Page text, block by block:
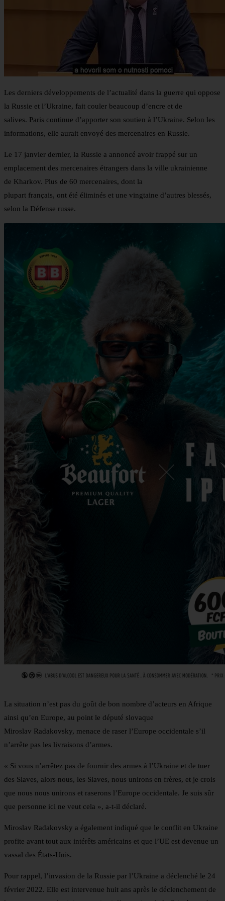
Les derniers développements de l’actualité dans la guerre qui oppose
la Russie et l’Ukraine, fait couler beaucoup d’encre et de
salives. Paris continue d’apporter son soutien à l’Ukraine. Selon les
informations, elle aurait envoyé des mercenaires en Russie.
Le 17 janvier dernier, la Russie a annoncé avoir frappé sur un
emplacement des mercenaires étrangers dans la ville ukrainienne
de Kharkov. Plus de 60 mercenaires, dont la
plupart français, ont été éliminés et une vingtaine d’autres blessés,
selon la Défense russe.
La situation n’est pas du goût de bon nombre d’acteurs en Afrique
ainsi qu’en Europe, au point le député slovaque
Miroslav Radakovsky, menace de raser l’Europe occidentale s’il
n’arrête pas les livraisons d’armes.
« Si vous n’arrêtez pas de fournir des armes à l’Ukraine et de tuer
des Slaves, alors nous, les Slaves, nous unirons en frères, et je crois
que nous nous unirons et raserons l’Europe occidentale. Je suis sûr
que personne ici ne veut cela », a-t-il déclaré.
Miroslav Radakovsky a également indiqué que le conflit en Ukraine
profite avant tout aux intérêts américains et que l’UE est devenue un
vassal des États-Unis.
Pour rappel, l’invasion de la Russie par l’Ukraine a déclenché le 24
février 2022. Elle est intervenue huit ans après le déclenchement de